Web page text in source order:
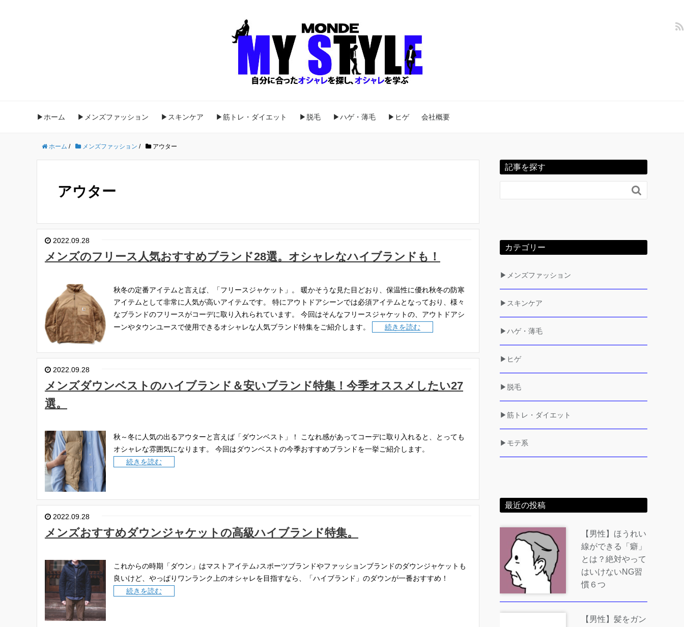
▶ホーム ▶メンズファッション ▶スキンケア ▶筋トレ・ダイエット ▶脱毛 ▶ハゲ・薄毛 ▶ヒゲ 会社概要
ホーム / メンズファッション / アウター
アウター
2022.09.28
メンズのフリース人気おすすめブランド28選。オシャレなハイブランドも！
秋冬の定番アイテムと言えば、「フリースジャケット」。
暖かそうな見た目どおり、保温性に優れ秋冬の防寒
アイテムとして非常に人気が高いアイテムです。
特にアウトドアシーンでは必須アイテムとなっており、様々
なブランドのフリースがコーデに取り入れられています。
今回はそんなフリースジャケットの、アウトドアシ
ーンやタウンユースで使用できるオシャレな人気ブランド特集をご紹介します。
続きを読む
2022.09.28
メンズダウンベストのハイブランド＆安いブランド特集！今季オススメしたい27
選。
秋～冬に人気の出るアウターと言えば「ダウンベスト」！
こなれ感があってコーデに取り入れると、とっても
オシャレな雰囲気になります。
今回はダウンベストの今季おすすめブランドを一挙ご紹介します。
続きを読む
2022.09.28
メンズおすすめダウンジャケットの高級ハイブランド特集。
これからの時期「ダウン」はマストアイテム♪スポーツブランドやファッションブランドのダウンジャケットも
良いけど、やっぱりワンランク上のオシャレを目指すなら、「ハイブランド」のダウンが一番おすすめ！
続きを読む
記事を探す

カテゴリー
▶メンズファッション
▶スキンケア
▶ハゲ・薄毛
▶ヒゲ
▶脱毛
▶筋トレ・ダイエット
▶モテ系
最近の投稿
【男性】ほうれい
線ができる「癖」
とは？絶対やって
はいけないNG習
慣６つ
【男性】髪をガン